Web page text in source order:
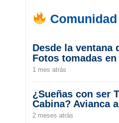
Desde la ventana
Fotos tomadas
1 mes atrás
¿Sueñas con ser
Cabina? Avianca
2 meses atrás